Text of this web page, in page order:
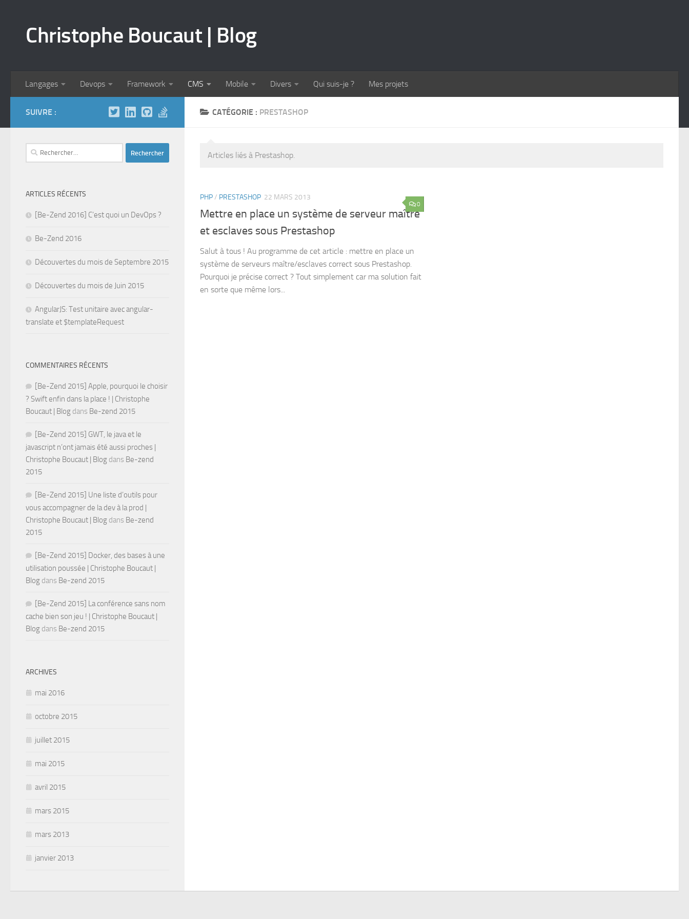
Christophe Boucaut | Blog
Langages Devops Framework CMS Mobile Divers Qui suis-je ? Mes projets
CATÉGORIE : PRESTASHOP
Articles liés à Prestashop.
0
PHP/ PRESTASHOP 22 MARS 2013
Mettre en place un système de serveur maître
et esclaves sous Prestashop
Salut à tous ! Au programme de cet article : mettre en place un
système de serveurs maître/esclaves correct sous Prestashop.
Pourquoi je précise correct ? Tout simplement car ma solution fait
en sorte que même lors...
SUIVRE :
Rechercher :
ARTICLES RÉCENTS
[Be-Zend 2016] C’est quoi un DevOps ?
Be-Zend 2016
Découvertes du mois de Septembre 2015
Découvertes du mois de Juin 2015
AngularJS: Test unitaire avec angular-
translate et $templateRequest
COMMENTAIRES RÉCENTS
[Be-Zend 2015] Apple, pourquoi le choisir
? Swift enfin dans la place ! | Christophe
Boucaut | Blog dans Be-zend 2015
[Be-Zend 2015] GWT, le java et le
javascript n’ont jamais été aussi proches |
Christophe Boucaut | Blog dans Be-zend
2015
[Be-Zend 2015] Une liste d’outils pour
vous accompagner de la dev à la prod |
Christophe Boucaut | Blog dans Be-zend
2015
[Be-Zend 2015] Docker, des bases à une
utilisation poussée | Christophe Boucaut |
Blog dans Be-zend 2015
[Be-Zend 2015] La conférence sans nom
cache bien son jeu ! | Christophe Boucaut |
Blog dans Be-zend 2015
ARCHIVES
mai 2016
octobre 2015
juillet 2015
mai 2015
avril 2015
mars 2015
mars 2013
janvier 2013